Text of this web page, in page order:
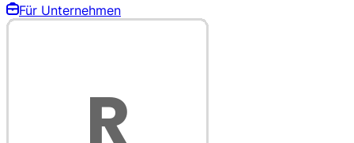
Für Unternehmen